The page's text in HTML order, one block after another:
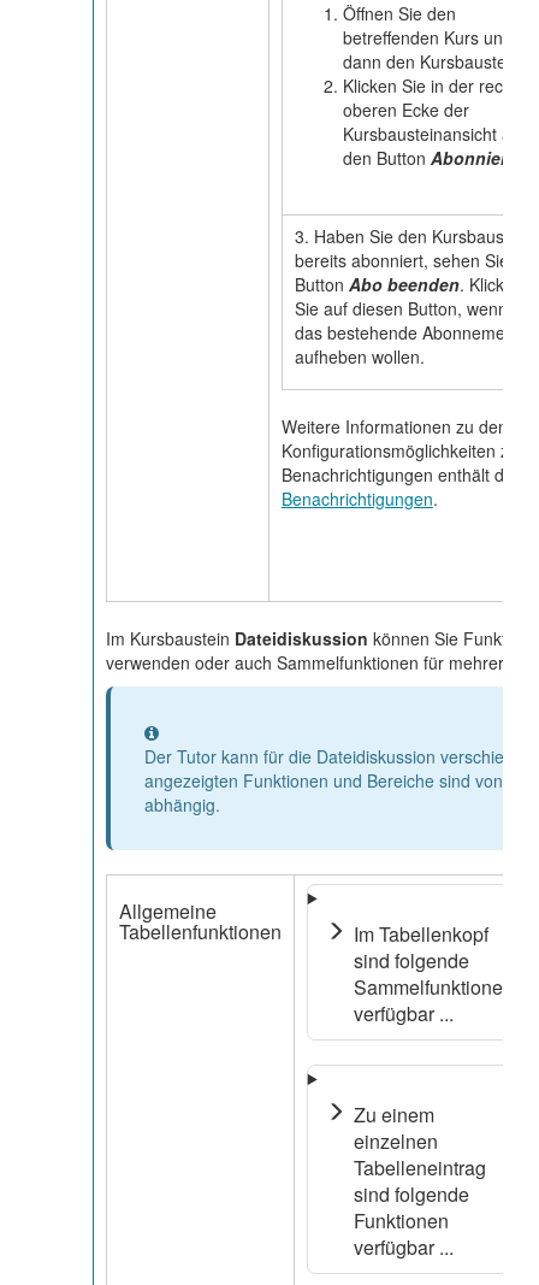
Öffnen Sie den
betreffenden Kurs und
dann den Kursbaustein.
Klicken Sie in der rechten
oberen Ecke der
Kursbausteinansicht auf
den Button Abonnieren
3. Haben Sie den Kursbaustein
bereits abonniert, sehen Sie
Button Abo beenden. Klicken
Sie auf diesen Button, wenn Sie
das bestehende Abonnement
aufheben wollen.
Weitere Informationen zu den
Konfigurationsmöglichkeiten
Benachrichtigungen enthält die
Benachrichtigungen.
Im Kursbaustein Dateidiskussion können Sie
verwenden oder auch Sammelfunktionen für mehrere
Information
Der Tutor kann für die Dateidiskussion
angezeigten Funktionen und Bereiche sind von
abhängig.
Allgemeine
Tabellenfunktionen
Im Tabellenkopf
sind folgende
Sammelfunktionen
verfügbar ...
Zu einem
einzelnen
Tabelleneintrag
sind folgende
Funktionen
verfügbar ...